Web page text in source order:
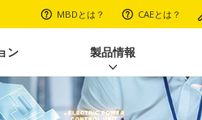
MBDとは？ CAEとは？
ン 製品情報